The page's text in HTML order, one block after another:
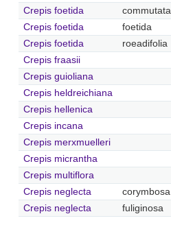
Crepis foetida
commutata
Crepis foetida
foetida
Crepis foetida
roeadifolia
Crepis fraasii
Crepis guioliana
Crepis heldreichiana
Crepis hellenica
Crepis incana
Crepis merxmuelleri
Crepis micrantha
Crepis multiflora
Crepis neglecta
corymbosa
Crepis neglecta
fuliginosa